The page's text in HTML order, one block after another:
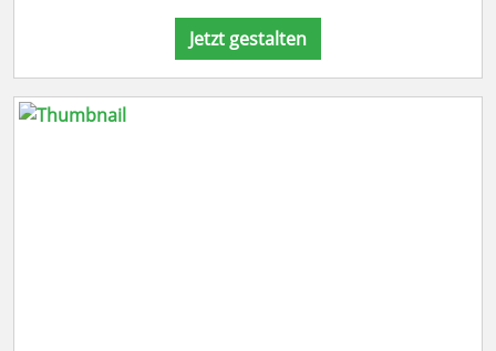
Jetzt gestalten